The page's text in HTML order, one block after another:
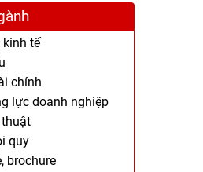
tế
chính
lực doanh nghiệp
thuật
quy
brochure